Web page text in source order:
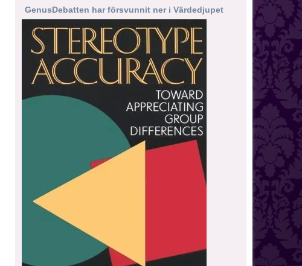
GenusDebatten har försvunnit ner i Värdedjupet